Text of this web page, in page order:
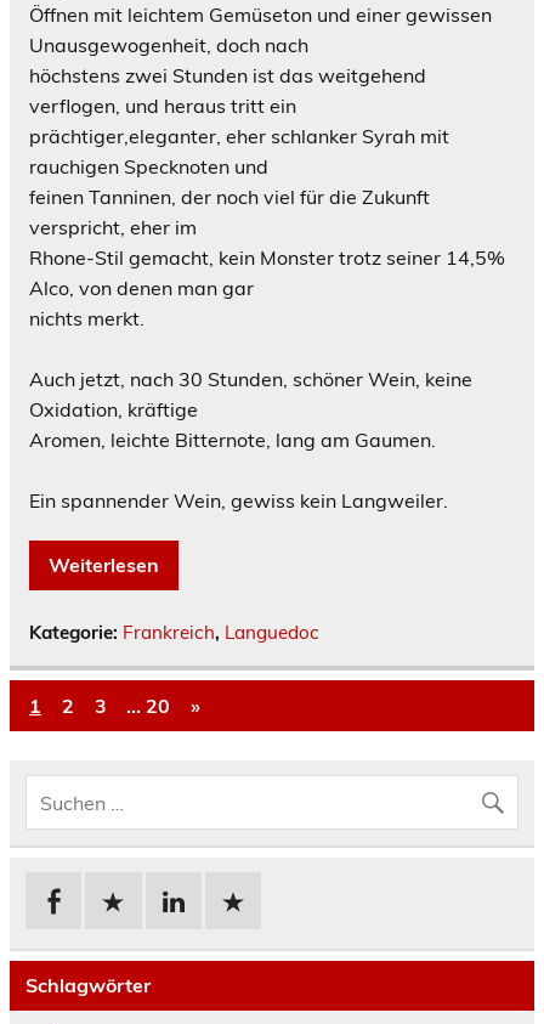
Öffnen mit leichtem Gemüseton und einer gewissen
Unausgewogenheit, doch nach
höchstens zwei Stunden ist das weitgehend
verflogen, und heraus tritt ein
prächtiger,eleganter, eher schlanker Syrah mit
rauchigen Specknoten und
feinen Tanninen, der noch viel für die Zukunft
verspricht, eher im
Rhone-Stil gemacht, kein Monster trotz seiner 14,5%
Alco, von denen man gar
nichts merkt.
Auch jetzt, nach 30 Stunden, schöner Wein, keine
Oxidation, kräftige
Aromen, leichte Bitternote, lang am Gaumen.
Ein spannender Wein, gewiss kein Langweiler.
Weiterlesen
Kategorie: Frankreich, Languedoc
1 2 3 … 20 »
Schlagwörter